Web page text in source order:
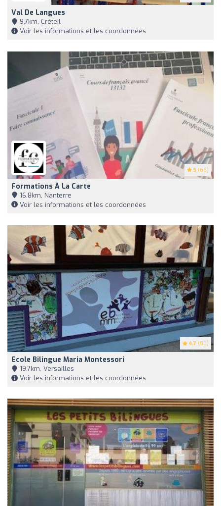
Val De Langues
9,7km, Créteil
Voir les informations et les coordonnées
5 (66)
Formations À La Carte
16,8km, Nanterre
Voir les informations et les coordonnées
4.7 (50)
Ecole Bilingue Maria Montessori
19,7km, Versailles
Voir les informations et les coordonnées